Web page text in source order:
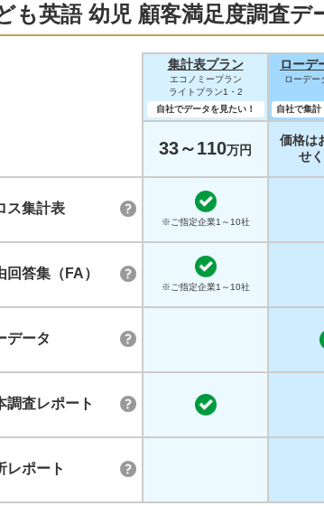
も英語 幼児 顧客満足度調査デ
集計表プラン
エコノミープラン
ライトプラン1・2
自社でデータを見たい！
ローデ
ローデー
自社で集計
33～110万円
価格は
せ
ス集計表
※ご指定企業1～10社
回答集（FA）
※ご指定企業1～10社
データ
調査レポート
レポート